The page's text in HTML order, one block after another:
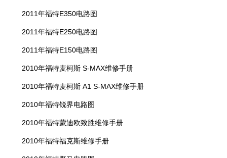
2011年福特E350电路图
2011年福特E250电路图
2011年福特E150电路图
2010年福特麦柯斯 S-MAX维修手册
2010年福特麦柯斯 A1 S-MAX维修手册
2010年福特锐界电路图
2010年福特蒙迪欧致胜维修手册
2010年福特福克斯维修手册